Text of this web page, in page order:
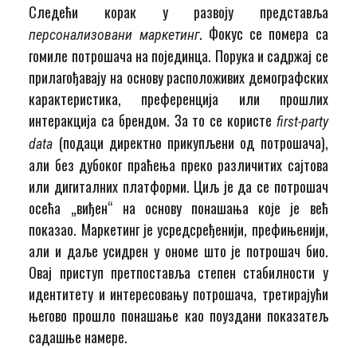
Следећи корак у развоју представља
персонализовани маркетинг. Фокус се помера са
гомиле потрошача на појединца. Порука и садржај се
прилагођавају на основу расположивих демографских
карактеристика, преференција или прошлих
интеракција са брендом. За то се користе first-party
data (подаци директно прикупљени од потрошача),
али без дубоког праћења преко различитих сајтова
или дигиталних платформи. Циљ је да се потрошач
осећа „виђен“ на основу понашања које је већ
показао. Маркетинг је усредсређенији, префињенији,
али и даље усидрен у ономе што је потрошач био.
Овај приступ претпоставља степен стабилности у
идентитету и интересовању потрошача, третирајући
његово прошло понашање као поуздани показатељ
садашње намере.